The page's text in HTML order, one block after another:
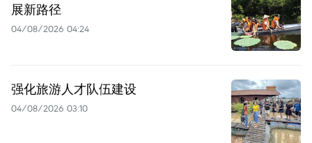
展新路径
04/08/2026 04:24
强化旅游人才队伍建设
04/08/2026 03:10